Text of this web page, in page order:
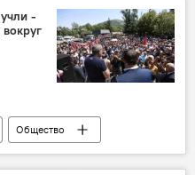
-
Общество
Амулсар